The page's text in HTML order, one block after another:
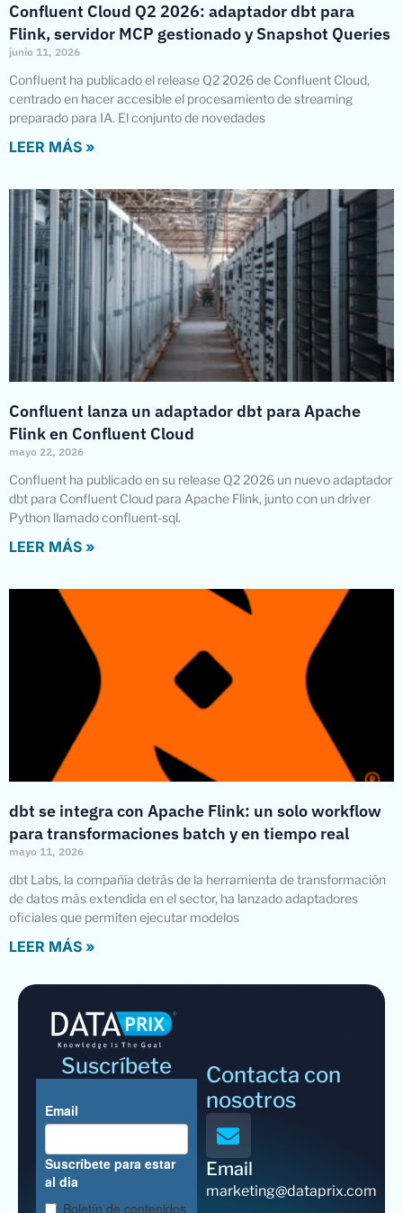
Confluent Cloud Q2 2026: adaptador dbt para
Flink, servidor MCP gestionado y Snapshot Queries
junio 11, 2026
Confluent ha publicado el release Q2 2026 de Confluent Cloud,
centrado en hacer accesible el procesamiento de streaming
preparado para IA. El conjunto de novedades
LEER MÁS »
Confluent lanza un adaptador dbt para Apache
Flink en Confluent Cloud
mayo 22, 2026
Confluent ha publicado en su release Q2 2026 un nuevo adaptador
dbt para Confluent Cloud para Apache Flink, junto con un driver
Python llamado confluent-sql.
LEER MÁS »
dbt se integra con Apache Flink: un solo workflow
para transformaciones batch y en tiempo real
mayo 11, 2026
dbt Labs, la compañía detrás de la herramienta de transformación
de datos más extendida en el sector, ha lanzado adaptadores
oficiales que permiten ejecutar modelos
LEER MÁS »
Suscríbete
Contacta con
nosotros
Email
marketing@dataprix.com